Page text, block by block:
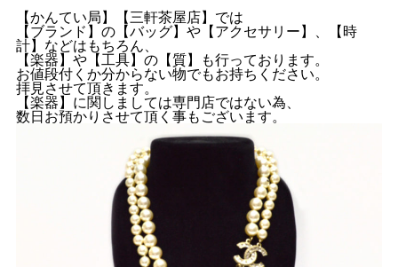
【かんてい局】【三軒茶屋店】では
【ブランド】の【バッグ】や【アクセサリー】、【時
計】などはもちろん、
【楽器】や【工具】の【質】も行っております。
お値段付くか分からない物でもお持ちください。
拝見させて頂きます。
【楽器】に関しましては専門店ではない為、
数日お預かりさせて頂く事もございます。